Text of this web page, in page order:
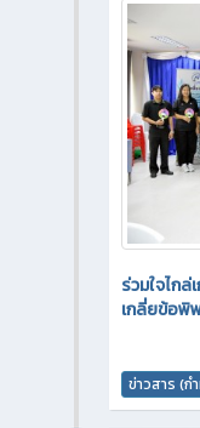
ร่วมใจไก
เกลี่ยข้อพิ
ข่าวสาร (ก